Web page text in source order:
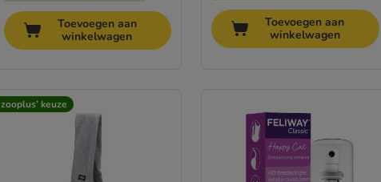
Toevoegen aan
winkelwagen
Toevoegen aan
winkelwagen
zooplus’ keuze